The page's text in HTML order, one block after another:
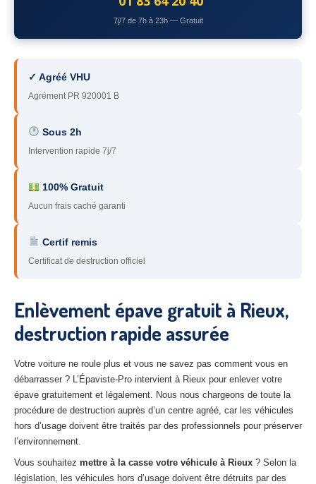
– Yvelines
92– Hauts-de-Seine
93 – Seine-Saint-Denis
94– Val-de-Marne
95 – Val d’Oise
– Essonne
89 – Yonne
51 – Marne
– Eure-et-Loir
27– Eure
– Aube
02 – Aisne
Tousles secteurs
CENTREVHU AGRÉE
Centreagréé VHU Paris 75 : casse auto avec destruction
7j/7 de 7h à 23h — Gratuit
✓ Agréé VHU
Agrément PR 920001 B
Sous 2h
Intervention rapide 7j/7
100% Gratuit
Aucun frais caché garanti
Certif remis
Certificat de destruction officiel
Enlèvement épave gratuit à Rieux,
destruction rapide assurée
Votre voiture ne roule plus et vous ne savez pas comment vous en
débarrasser ? L’Épaviste-Pro intervient à Rieux pour enlever votre
épave gratuitement et légalement. Nous nous chargeons de toute la
procédure de destruction auprès d’un centre agréé, car les véhicules
hors d’usage doivent être traités par des professionnels pour préserver
l’environnement.
Vous souhaitez mettre à la casse votre véhicule à Rieux ? Selon la
législation, les véhicules hors d’usage doivent être détruits par des